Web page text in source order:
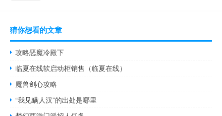
猜你想看的文章
攻略恶魔冷殿下
临夏在线软启动柜销售（临夏在线）
魔兽剑心攻略
“我见瞒人汉”的出处是哪里